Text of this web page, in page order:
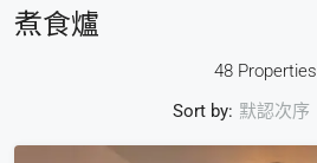
煮食爐
48 Properties
Sort by: 默認次序